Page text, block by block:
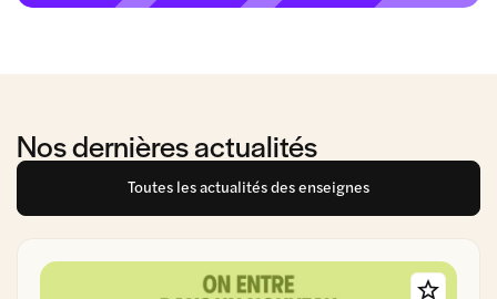
Nos dernières actualités
Toutes les actualités des enseignes